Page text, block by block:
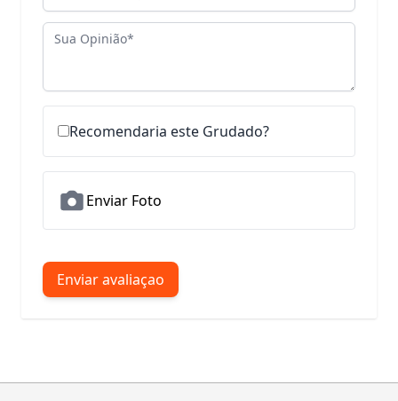
Sua Opinião
Recomendaria este Grudado?
Enviar Foto
Enviar avaliaçao